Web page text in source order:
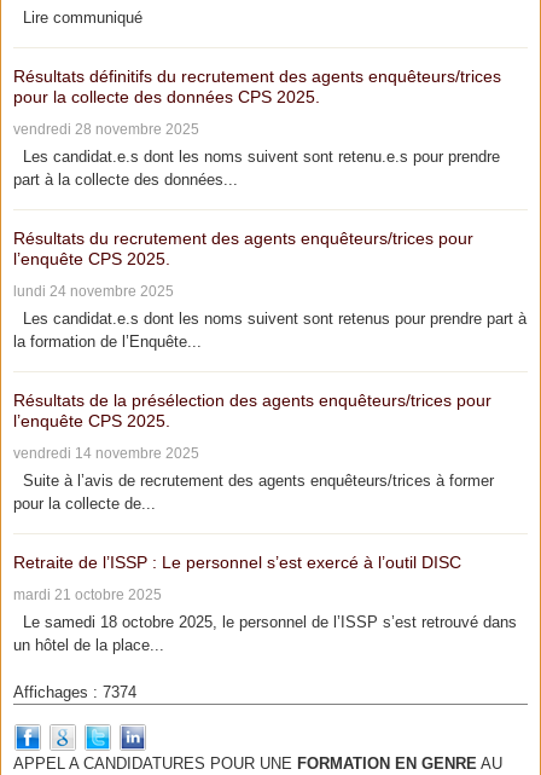
Lire communiqué
Résultats définitifs du recrutement des agents enquêteurs/trices
pour la collecte des données CPS 2025.
vendredi 28 novembre 2025
Les candidat.e.s dont les noms suivent sont retenu.e.s pour prendre
part à la collecte des données...
Résultats du recrutement des agents enquêteurs/trices pour
l’enquête CPS 2025.
lundi 24 novembre 2025
Les candidat.e.s dont les noms suivent sont retenus pour prendre part à
la formation de l’Enquête...
Résultats de la présélection des agents enquêteurs/trices pour
l’enquête CPS 2025.
vendredi 14 novembre 2025
Suite à l’avis de recrutement des agents enquêteurs/trices à former
pour la collecte de...
Retraite de l’ISSP : Le personnel s’est exercé à l’outil DISC
mardi 21 octobre 2025
Le samedi 18 octobre 2025, le personnel de l’ISSP s’est retrouvé dans
un hôtel de la place...
Affichages : 7374
APPEL A CANDIDATURES POUR UNE FORMATION EN GENRE AU